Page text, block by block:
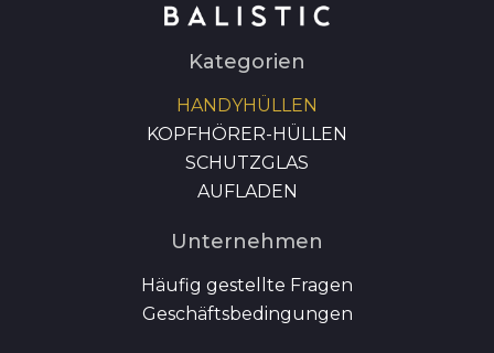
Kategorien
HANDYHÜLLEN
KOPFHÖRER-HÜLLEN
SCHUTZGLAS
AUFLADEN
Unternehmen
Häufig gestellte Fragen
Geschäftsbedingungen